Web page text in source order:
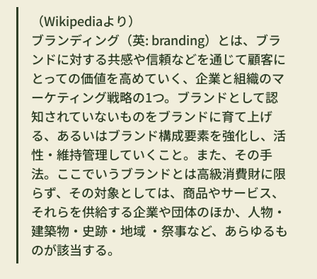
（Wikipediaより）
ブランディング（英: branding）とは、ブラ
ンドに対する共感や信頼などを通じて顧客に
とっての価値を高めていく、企業と組織のマ
ーケティング戦略の1つ。ブランドとして認
知されていないものをブランドに育て上げ
る、あるいはブランド構成要素を強化し、活
性・維持管理していくこと。また、その手
法。ここでいうブランドとは高級消費財に限
らず、その対象としては、商品やサービス、
それらを供給する企業や団体のほか、人物・
建築物・史跡・地域 ・祭事など、あらゆるも
のが該当する。